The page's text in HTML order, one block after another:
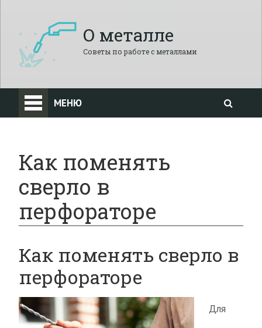
О металле
Советы по работе с металлами
МЕНЮ
Как поменять
сверло в
перфораторе
Как поменять сверло в
перфораторе
Для